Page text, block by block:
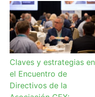
Claves y estrategias en
el Encuentro de
Directivos de la